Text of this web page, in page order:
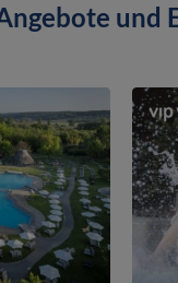
und